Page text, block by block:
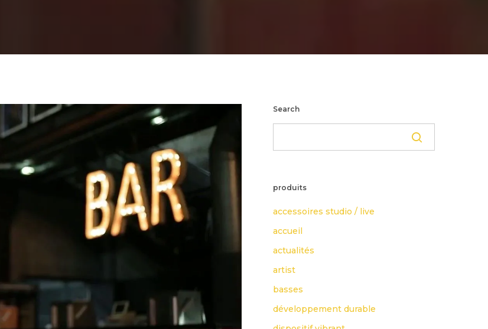
Search
produits
accessoires studio / live
accueil
actualités
artist
basses
développement durable